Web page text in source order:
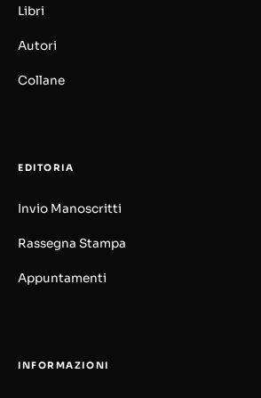
Libri
Autori
Collane
EDITORIA
Invio Manoscritti
Rassegna Stampa
Appuntamenti
INFORMAZIONI